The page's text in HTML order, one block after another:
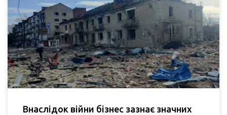
Внаслідок війни бізнес зазнає значних